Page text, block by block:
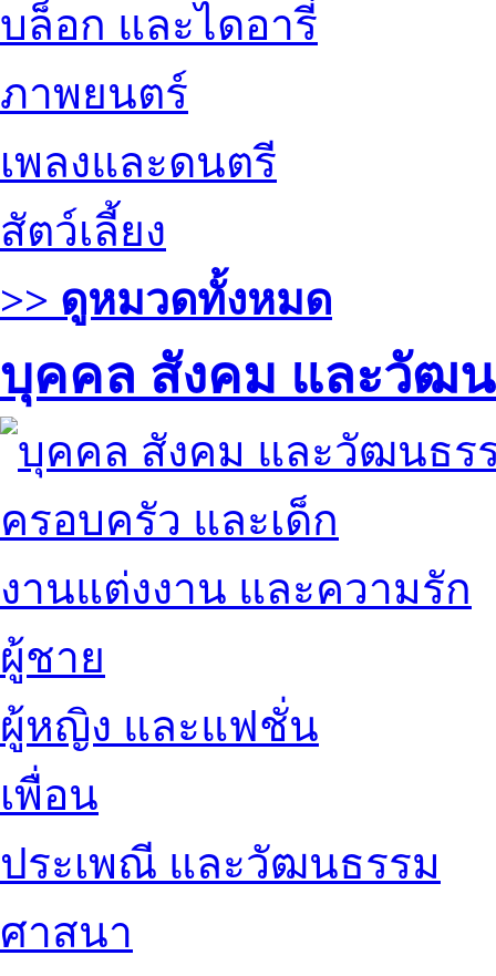
บล็อก และไดอารี่
ภาพยนตร์
เพลงและดนตรี
สัตว์เลี้ยง
>> ดูหมวดทั้งหมด
บุคคล สังคม และวัฒ
ครอบครัว และเด็ก
งานแต่งงาน และความรัก
ผู้ชาย
ผู้หญิง และแฟชั่น
เพื่อน
ประเพณี และวัฒนธรรม
ศาสนา